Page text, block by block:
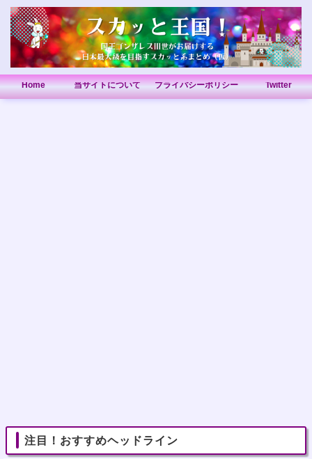
Home 当サイトについて プライバシーポリシー Twitter
注目！おすすめヘッドライン